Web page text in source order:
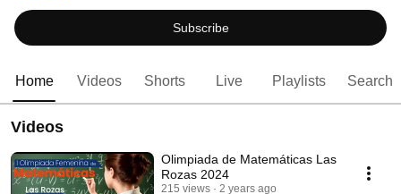
Subscribe
Home Videos Shorts Live Playlists Search
Videos
Olimpiada de Matemáticas Las
Rozas 2024
215 views 2 years ago